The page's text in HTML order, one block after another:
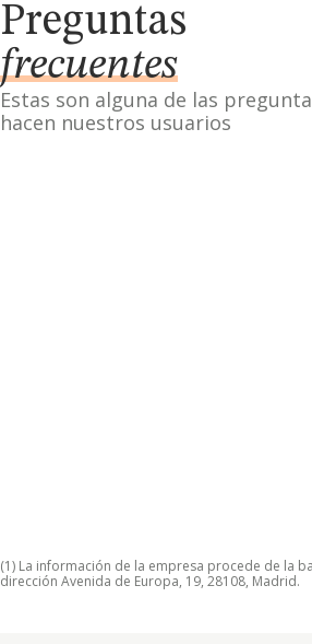
Preguntas
frecuentes
Estas son alguna de las
hacen nuestros usuarios
(1) La información de la empresa procede de la
dirección Avenida de Europa, 19, 28108, Madrid.